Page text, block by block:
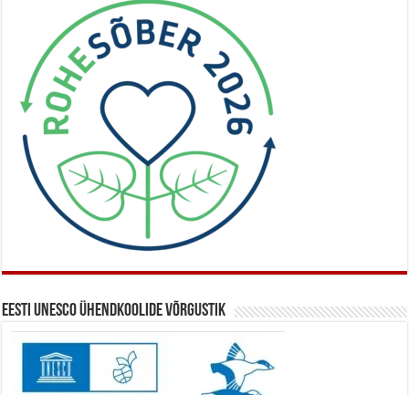
Eesti UNESCO ühendkoolide võrgustik